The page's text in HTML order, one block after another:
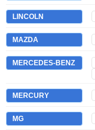
LINCOLN
MAZDA
MERCEDES-BENZ
MERCURY
MG